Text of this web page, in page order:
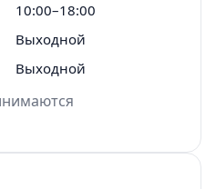
10:00–18:00
Выходной
Выходной